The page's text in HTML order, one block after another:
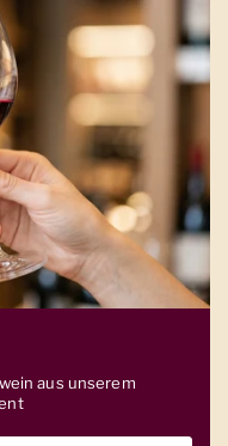
aus unserem